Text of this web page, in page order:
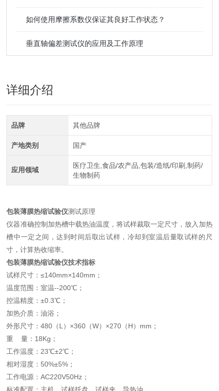
如何使用摩擦系数仪保证其良好工作状态？
垂直轴偏差测试仪的应用及工作原理
详细介绍
品牌 其他品牌
产地类别 国产
应用领域
医疗卫生,食品/农产品,包装/造纸/印刷,制药/
生物制药
包装薄膜热缩试验仪测试原理
仪器准确控制加热槽中载热油温度，将试样裁取一定尺寸，放入加热
槽中一定之间，达到时间后取出试样，冷却到室温后量取试样的尺
寸，计算热收缩率。
包装薄膜热缩试验仪技术指标
试样尺寸：≤140mm×140mm；
温度范围：室温--200℃；
控温精度：±0.3℃；
加热介质：油浴；
外形尺寸：480（L）×360（W）×270（H）mm；
重 量：18Kg；
工作温度：23℃±2℃；
相对湿度：50%±5%；
工作电源：AC220V50Hz；